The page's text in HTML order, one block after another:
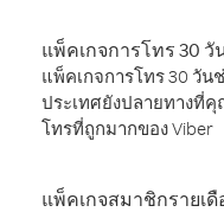
แพ็คเกจการโทร 30 วั
แพ็คเกจการโทร 30 วั
ประเทศยังปลายทางที่
โทรที่ถูกมากของ Viber
แพ็คเกจสมาชิกรายเ